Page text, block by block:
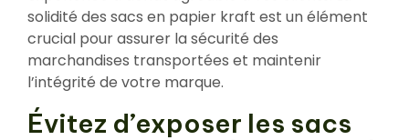
solidité des sacs en papier kraft est un élément
crucial pour assurer la sécurité des
marchandises transportées et maintenir
l’intégrité de votre marque.
Évitez d’exposer les sacs